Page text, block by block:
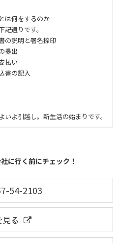
は何をするのか
通りです。
書の説明と署名捺印
提出
払い
書の記入
いよ引越し。新生活の始まりです。
に行く前にチェック！
54-2103
見る